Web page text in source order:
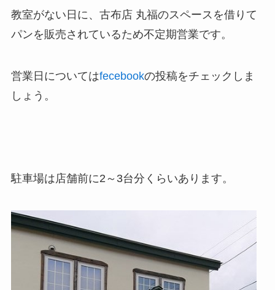
教室がない日に、古布店 丸福のスペースを借りて
パンを販売されているため不定期営業です。
営業日についてはfecebookの投稿をチェックしま
しょう。
駐車場は店舗前に2～3台分くらいあります。